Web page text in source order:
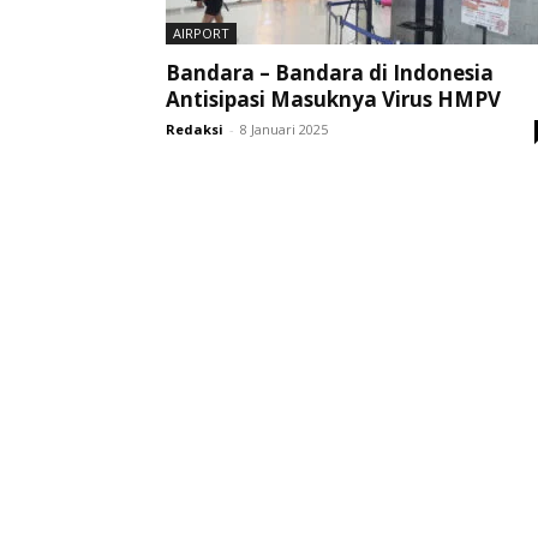
AIRPORT
Bandara – Bandara di Indonesia
Antisipasi Masuknya Virus HMPV
Redaksi - 8 Januari 2025